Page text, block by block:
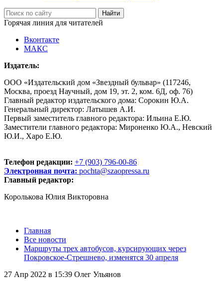
Горячая линия для читателей
Вконтакте
МАКС
Издатель:
ООО «Издательский дом «Звездный бульвар» (117246,
Москва, проезд Научный, дом 19, эт. 2, ком. 6Д, оф. 76)
Главный редактор издательского дома: Сорокин Ю.А.
Генеральный директор: Латышев А.И.
Первый заместитель главного редактора: Ильина Е.Ю.
Заместители главного редактора: Мироненко Ю.А., Невский
Ю.И., Харо Е.Ю.
Телефон редакции: +7 (903) 796-00-86
Электронная почта: pochta@szaopressa.ru
Главный редактор:
Королькова Юлия Викторовна
Главная
Все новости
Маршруты трех автобусов, курсирующих через
Покровское-Стрешнево, изменятся 30 апреля
27 Апр 2022 в 15:39 Олег Ульянов